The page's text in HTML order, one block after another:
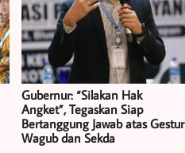
Gubernur: “Silakan Hak
Angket”, Tegaskan Siap
Bertanggung Jawab atas Gestur
Wagub dan Sekda